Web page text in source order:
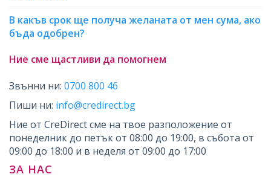
В какъв срок ще получа желаната от мен сума, ако
бъда одобрен?
Ние сме щастливи да помогнем
Звънни ни: 0700 800 46
Пиши ни: info@credirect.bg
Ние от CreDirect сме на твое разположение от
понеделник до петък от 08:00 до 19:00, в събота от
09:00 до 18:00 и в неделя от 09:00 до 17:00
ЗА НАС